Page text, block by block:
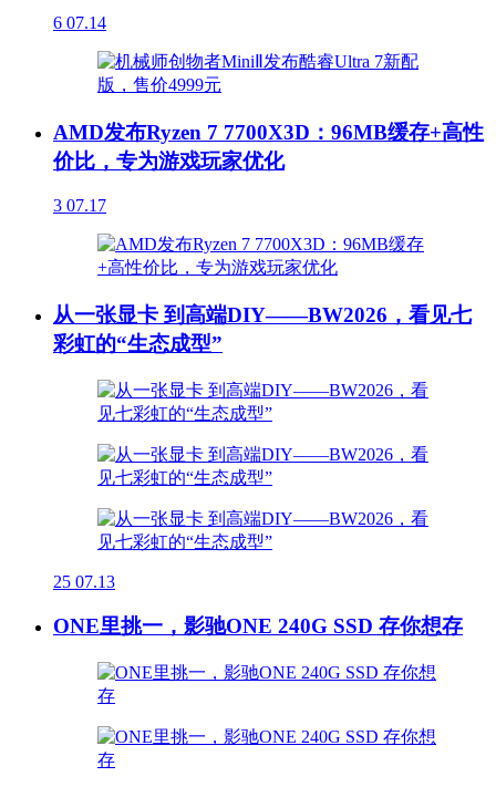
6 07.14
AMD发布Ryzen 7 7700X3D：96MB缓存+高性
价比，专为游戏玩家优化
3 07.17
从一张显卡 到高端DIY——BW2026，看见七
彩虹的“生态成型”
25 07.13
ONE里挑一，影驰ONE 240G SSD 存你想存